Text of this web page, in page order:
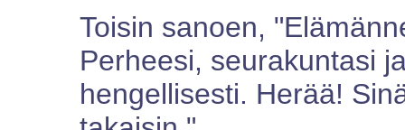
Toisin sanoen,
Perheesi, seurakuntasi
hengellisesti. Herää!